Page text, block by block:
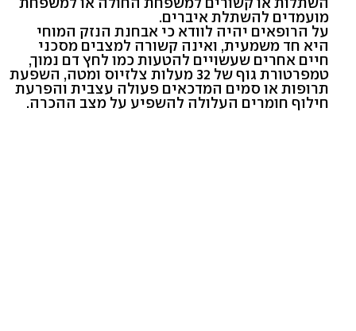
מועמדים להשתלת איברים.
על הרופאים יהיה לוודא כי אבחנת הנזק המוחי
היא חד משמעית, ואינה קשורה למצבים מסכני
חיים אחרים שעשויים להטעות כמו לחץ דם נמוך,
טמפרטורת גוף של 32 מעלות צלזיוס ומטה, השפעת
תרופות או סמים המדכאים פעולה עצבית והפרעת
חילוף חומרים העלולה להשפיע על מצב ההכרה.